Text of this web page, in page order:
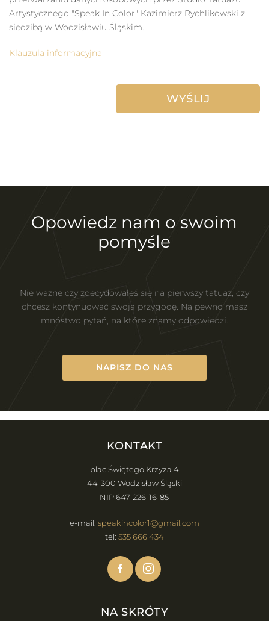
Artystycznego "Speak In Color" Kazimierz Rychlikowski z
siedzibą w Wodzisławiu Śląskim.
Klauzula informacyjna
Opowiedz nam o swoim
pomyśle
Nie ważne czy zdecydowałeś się na pierwszy tatuaż, czy
chcesz kontynuować swoją przygodę. Na pewno masz
mnóstwo pytań, na które znamy odpowiedzi.
NAPISZ DO NAS
KONTAKT
plac Świętego Krzyża 4
44-300 Wodzisław Śląski
NIP 647-226-16-85
e-mail: speakincolor1@gmail.com
tel: 535 666 434
NA SKRÓTY